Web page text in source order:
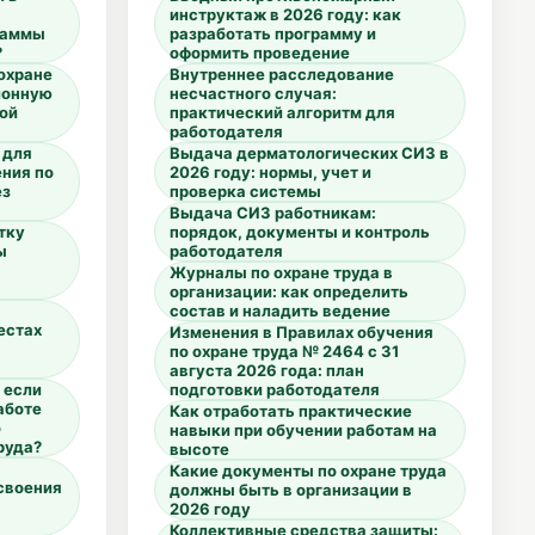
по
если
инструктаж в 2026 году: как
разработать программу и
оформить проведение
Внутреннее расследование
несчастного случая:
практический алгоритм для
работодателя
Выдача дерматологических СИЗ в
2026 году: нормы, учет и
проверка системы
Выдача СИЗ работникам:
порядок, документы и контроль
работодателя
Журналы по охране труда в
организации: как определить
состав и наладить ведение
Изменения в Правилах обучения
по охране труда № 2464 с 31
августа 2026 года: план
подготовки работодателя
Как отработать практические
навыки при обучении работам на
высоте
Какие документы по охране труда
должны быть в организации в
2026 году
Коллективные средства защиты: